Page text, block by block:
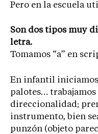
Pero en la escuela
Son dos tipos muy
letra.
Tomamos “a” en
En infantil iniciamos
palotes… trabajamos
direccionalidad;
instrumento, bien
punzón (objeto